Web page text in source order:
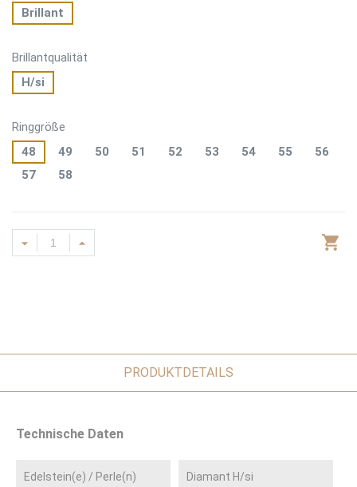
Brillant
Brillantqualität
H/si
Ringgröße
48
49 50 51 52 53 54 55
56
57
58
PRODUKTDETAILS
Technische Daten
Edelstein(e) / Perle(n) Diamant H/si